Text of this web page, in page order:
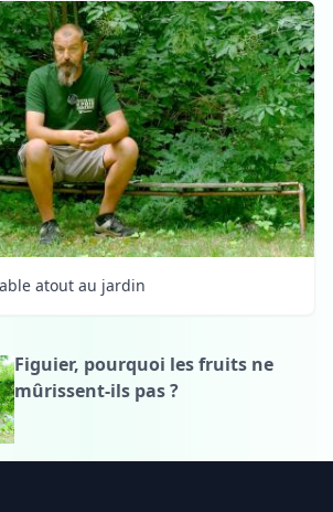
atout au jardin
Figuier, pourquoi les fruits ne
mûrissent-ils pas ?